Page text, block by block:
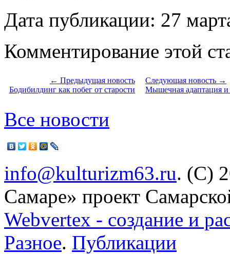
Дата публикации: 27
Комментирование этой
← Предыдущая новость
Бодибилдинг как побег от старости
Следующая новость →
Мышечная адаптация и
Все новости
info@kulturizm63.ru. (C)
Самаре» проект
Webvertex - создание и
Разное. Публикации